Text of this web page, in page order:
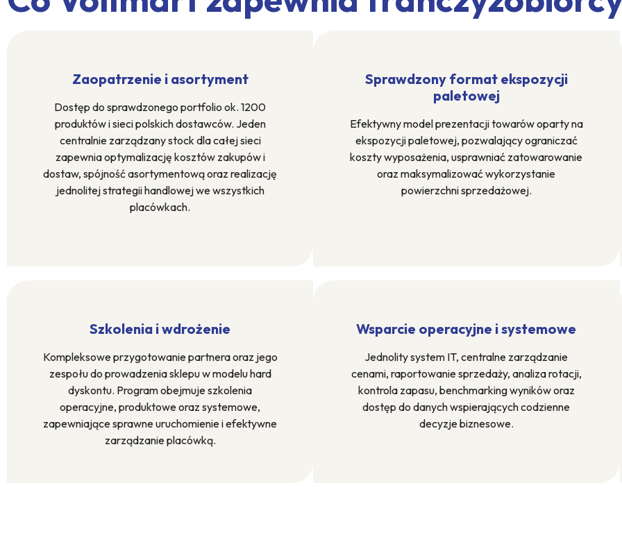
Zaopatrzenie i asortyment
Dostęp do sprawdzonego portfolio ok. 1200
produktów i sieci polskich dostawców. Jeden
centralnie zarządzany stock dla całej sieci
zapewnia optymalizację kosztów zakupów i
dostaw, spójność asortymentową oraz realizację
jednolitej strategii handlowej we wszystkich
placówkach.
Sprawdzony format ekspozycji
paletowej
Efektywny model prezentacji towarów oparty na
ekspozycji paletowej, pozwalający ograniczać
koszty wyposażenia, usprawniać zatowarowanie
oraz maksymalizować wykorzystanie
powierzchni sprzedażowej.
Szkolenia i wdrożenie
Kompleksowe przygotowanie partnera oraz jego
zespołu do prowadzenia sklepu w modelu hard
dyskontu. Program obejmuje szkolenia
operacyjne, produktowe oraz systemowe,
zapewniające sprawne uruchomienie i efektywne
zarządzanie placówką.
Wsparcie operacyjne i systemowe
Jednolity system IT, centralne zarządzanie
cenami, raportowanie sprzedaży, analiza rotacji,
kontrola zapasu, benchmarking wyników oraz
dostęp do danych wspierających codzienne
decyzje biznesowe.